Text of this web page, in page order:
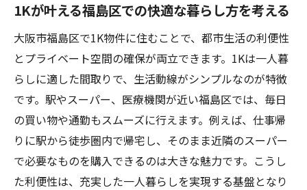
コスパ重視なら福島区1Kがおすすめな理由
1Kで実現する福島区のコスパ良好な生活設
計
福島区1Kが費用対効果で選ばれる決め手と
は
1K物件で無駄なくコストを抑えるポイント
福島区の1Kで家計と暮らしのバランスを図
る
1Kが叶える福島区での快適な暮らし方を考える
大阪市福島区で1K物件に住むことで、都市生活の利便性
とプライベート空間の確保が両立できます。1Kは一人暮
らしに適した間取りで、生活動線がシンプルなのが特徴
です。駅やスーパー、医療機関が近い福島区では、毎日
の買い物や通勤もスムーズに行えます。例えば、仕事帰
りに駅から徒歩圏内で帰宅し、そのまま近隣のスーパー
で必要なものを購入できるのは大きな魅力です。こうし
た利便性は、充実した一人暮らしを実現する基盤となり